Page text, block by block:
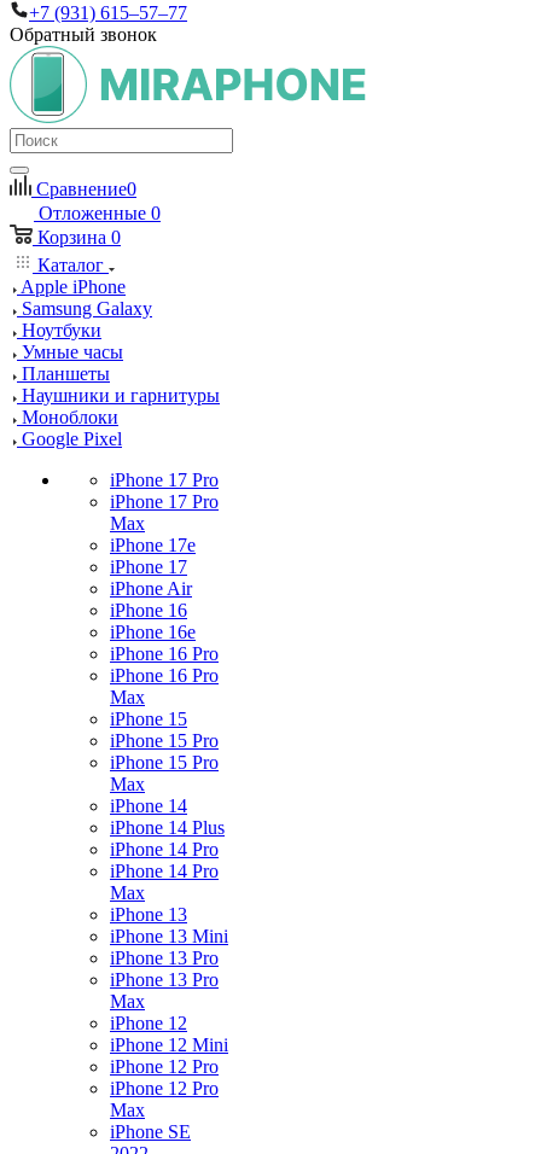
+7 (931) 615‒57‒77
Обратный звонок
Сравнение0
Отложенные 0
Корзина 0
Каталог
Apple iPhone
Samsung Galaxy
Ноутбуки
Умные часы
Планшеты
Наушники и гарнитуры
Моноблоки
Google Pixel
iPhone 17 Pro
iPhone 17 Pro
Max
iPhone 17e
iPhone 17
iPhone Air
iPhone 16
iPhone 16e
iPhone 16 Pro
iPhone 16 Pro
Max
iPhone 15
iPhone 15 Pro
iPhone 15 Pro
Max
iPhone 14
iPhone 14 Plus
iPhone 14 Pro
iPhone 14 Pro
Max
iPhone 13
iPhone 13 Mini
iPhone 13 Pro
iPhone 13 Pro
Max
iPhone 12
iPhone 12 Mini
iPhone 12 Pro
iPhone 12 Pro
Max
iPhone SE